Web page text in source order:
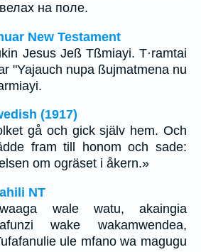
на поле.
New Testament
Jesus Jeß Tßmiayi. T·ramtai
"Yajauch nupa ßujmatmena nu
(1917)
gå och gick själv hem. Och
fram till honom och sade:
om ogräset i åkern.»
NT
wale watu, akaingia
wake wakamwendea,
ule mfano wa magugu